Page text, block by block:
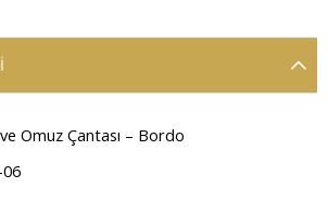
Omuz Çantası – Bordo